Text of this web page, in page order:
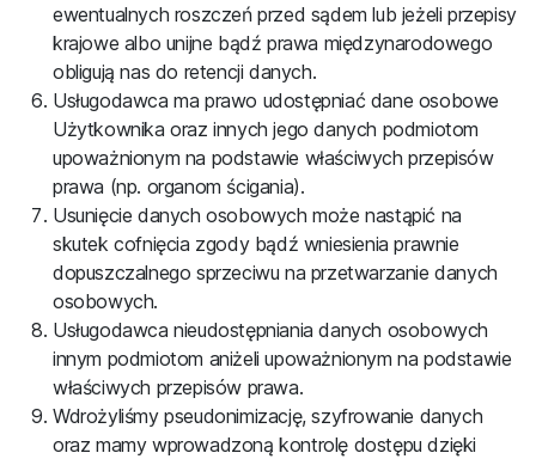
ewentualnych roszczeń przed sądem lub jeżeli przepisy
krajowe albo unijne bądź prawa międzynarodowego
obligują nas do retencji danych.
Usługodawca ma prawo udostępniać dane osobowe
Użytkownika oraz innych jego danych podmiotom
upoważnionym na podstawie właściwych przepisów
prawa (np. organom ścigania).
Usunięcie danych osobowych może nastąpić na
skutek cofnięcia zgody bądź wniesienia prawnie
dopuszczalnego sprzeciwu na przetwarzanie danych
osobowych.
Usługodawca nieudostępniania danych osobowych
innym podmiotom aniżeli upoważnionym na podstawie
właściwych przepisów prawa.
Wdrożyliśmy pseudonimizację, szyfrowanie danych
oraz mamy wprowadzoną kontrolę dostępu dzięki